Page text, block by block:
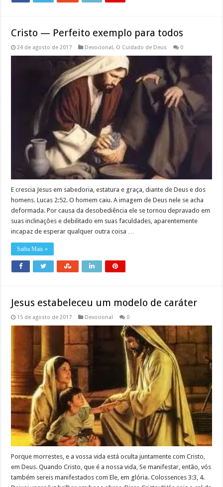
Cristo — Perfeito exemplo para todos
24 de agosto de 2017 Devocional, O Cuidado de Deus 0
E crescia Jesus em sabedoria, estatura e graça, diante de Deus e dos
homens. Lucas 2:52. O homem caiu. A imagem de Deus nele se acha
deformada. Por causa da desobediência ele se tornou depravado em
suas inclinações e debilitado em suas faculdades, aparentemente
incapaz de esperar qualquer outra coisa …
Saiba Mais »
Jesus estabeleceu um modelo de caráter
15 de agosto de 2017 Devocional 0
Porque morrestes, e a vossa vida está oculta juntamente com Cristo,
em Deus. Quando Cristo, que é a nossa vida, Se manifestar, então, vós
também sereis manifestados com Ele, em glória. Colossences 3:3, 4.